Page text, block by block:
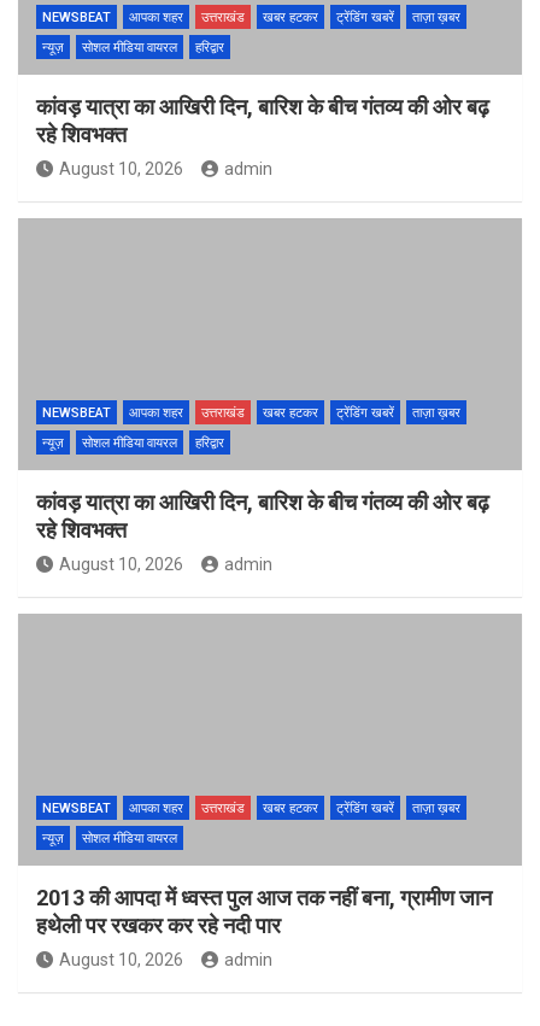
NEWSBEAT आपका शहर उत्तराखंड खबर हटकर ट्रेंडिंग खबरें
ताज़ा ख़बर
न्यूज़
सोशल मीडिया वायरल हरिद्वार
कांवड़ यात्रा का आखिरी दिन, बारिश के बीच गंतव्य की ओर बढ़
रहे शिवभक्त
August 10, 2026 admin
NEWSBEAT आपका शहर उत्तराखंड खबर हटकर ट्रेंडिंग खबरें
ताज़ा ख़बर
न्यूज़
सोशल मीडिया वायरल हरिद्वार
कांवड़ यात्रा का आखिरी दिन, बारिश के बीच गंतव्य की ओर बढ़
रहे शिवभक्त
August 10, 2026 admin
NEWSBEAT आपका शहर उत्तराखंड खबर हटकर ट्रेंडिंग खबरें
ताज़ा ख़बर
न्यूज़
सोशल मीडिया वायरल
2013 की आपदा में ध्वस्त पुल आज तक नहीं बना, ग्रामीण जान
हथेली पर रखकर कर रहे नदी पार
August 10, 2026 admin